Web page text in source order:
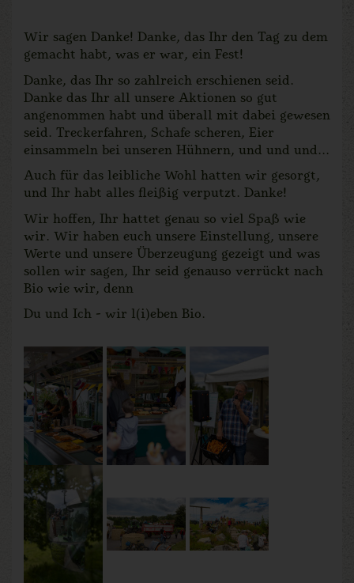
Wir sagen Danke! Danke, das Ihr den Tag zu dem
gemacht habt, was er war, ein Fest!
Danke, das Ihr so zahlreich erschienen seid.
Danke das Ihr all unsere Aktionen so gut
angenommen habt und überall mit dabei gewesen
seid. Treckerfahren, Schafe scheren, Eier
einsammeln bei unseren Hühnern, und und und...
Auch für das leibliche Wohl hatten wir gesorgt,
und Ihr habt alles fleißig verputzt. Danke!
Wir hoffen, Ihr hattet genau so viel Spaß wie
wir. Wir haben euch unsere Einstellung, unsere
Werte und unsere Überzeugung gezeigt und was
sollen wir sagen, Ihr seid genauso verrückt nach
Bio wie wir, denn
Du und Ich - wir l(i)eben Bio.